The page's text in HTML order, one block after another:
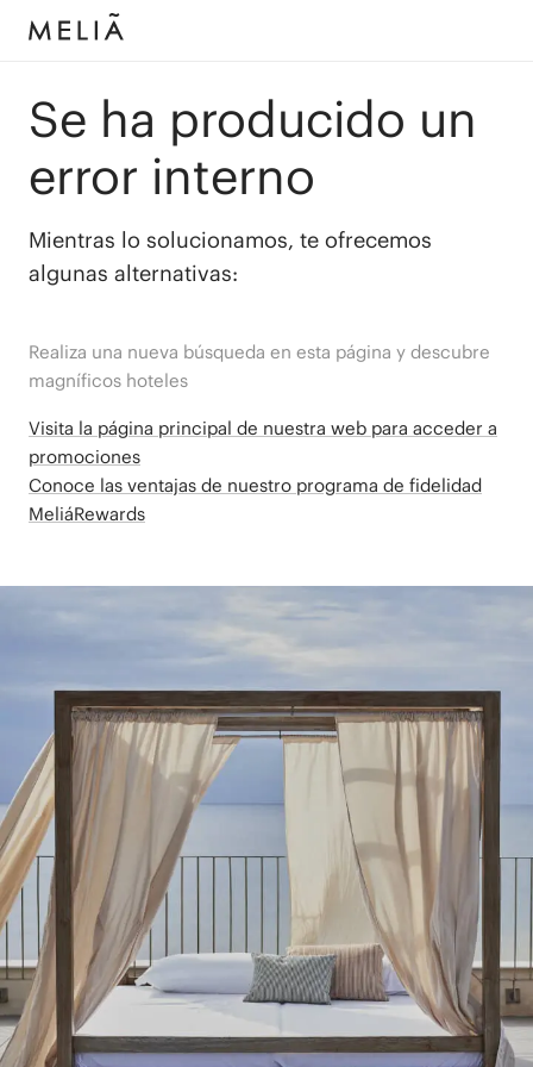
Se ha producido un
error interno
Mientras lo solucionamos, te ofrecemos
algunas alternativas:
Realiza una nueva búsqueda en esta página y descubre
magníficos hoteles
Visita la página principal de nuestra web para acceder a
promociones
Conoce las ventajas de nuestro programa de fidelidad
MeliáRewards